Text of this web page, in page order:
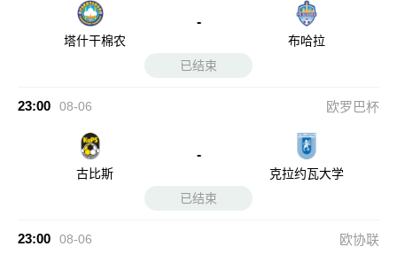
塔什干棉农
-
布哈拉
已结束
23:00 08-06 欧罗巴杯
古比斯
-
克拉约瓦大学
已结束
23:00 08-06 欧协联